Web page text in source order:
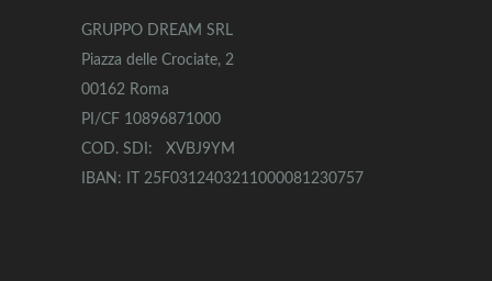
GRUPPO DREAM SRL
Piazza delle Crociate, 2
00162 Roma
PI/CF 10896871000
COD. SDI: XVBJ9YM
IBAN: IT 25F0312403211000081230757